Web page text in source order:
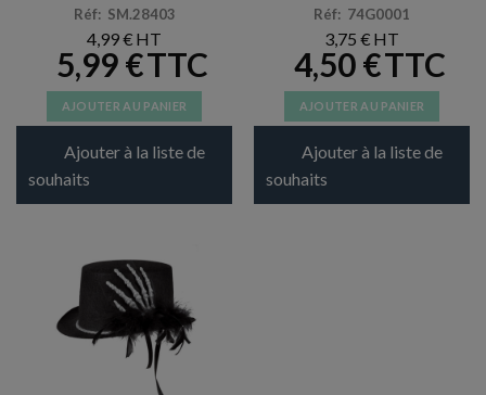
Réf: SM.28403
4,99€
5,99€
AJOUTER AU PANIER
Ajouter à la liste de
souhaits
Réf: 74G0001
3,75 €
4,50€
AJOUTER AU PANIER
Ajouter à la liste de
souhaits